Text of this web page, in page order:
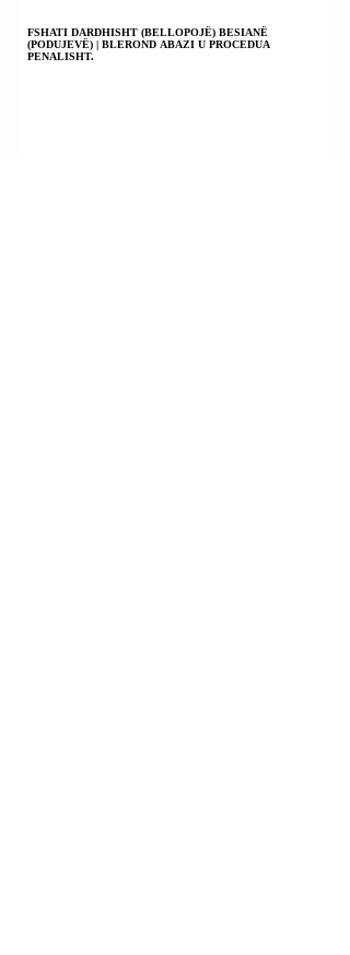
FSHATI DARDHISHT (BELLOPOJË) BESIANË
(PODUJEVË) | BLEROND ABAZI U PROCEDUA
PENALISHT.